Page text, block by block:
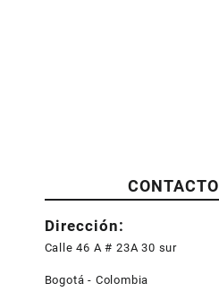
CONTACTO
Dirección:
Calle 46 A # 23A 30 sur
Bogotá - Colombia